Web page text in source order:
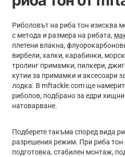
Риболовът на риба тон изисква
с метода и размера на рибата,
плетени влакна,
вирбели, халки, карабинки,
тролинг примамки, пилкери,
кутии за примамки и аксесоари
лодка. В mftackle.com ще
риболов, подбрано за едри
натоварване.
Подберете такъма според вида
разрешения режим. При риба тон
подготовка, стабилен монтаж,